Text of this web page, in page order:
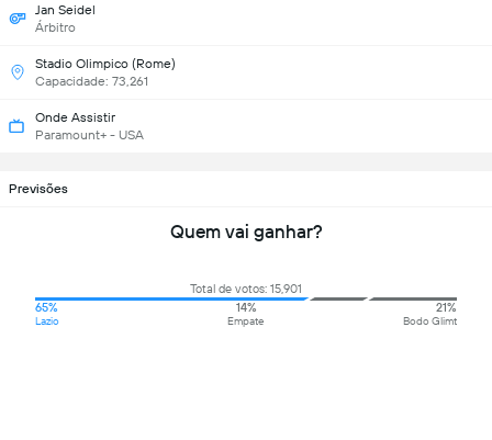
Jan Seidel
Árbitro
Stadio Olimpico (Rome)
Capacidade: 73,261
Onde Assistir
Paramount+ - USA
Previsões
Quem vai ganhar?
Total de votos: 15,901
65%
Lazio
14%
Empate
21%
Bodo Glimt